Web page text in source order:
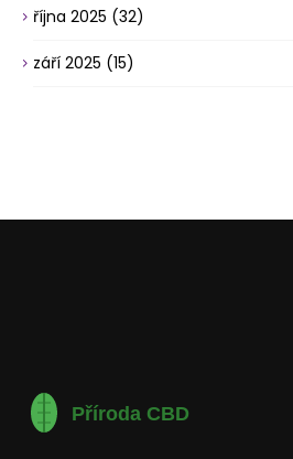
října 2025 (32)
září 2025 (15)